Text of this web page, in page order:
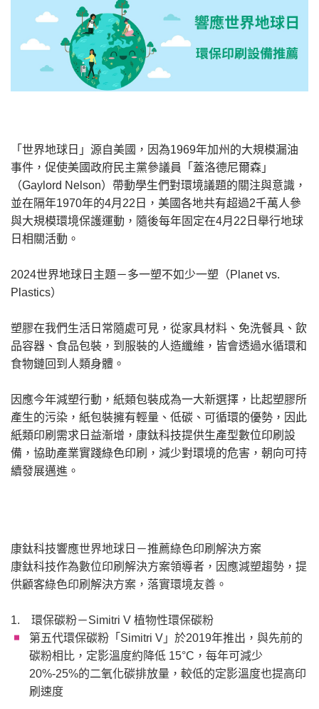
「世界地球日」源自美國，因為1969年加州的大規模漏油
事件，促使美國政府民主黨參議員「蓋洛德尼爾森」
（Gaylord Nelson）帶動學生們對環境議題的關注與意識，
並在隔年1970年的4月22日，美國各地共有超過2千萬人參
與大規模環境保護運動，隨後每年固定在4月22日舉行地球
日相關活動。
2024世界地球日主題－多一塑不如少一塑（Planet vs.
Plastics）
塑膠在我們生活日常隨處可見，從家具材料、免洗餐具、飲
品容器、食品包裝，到服裝的人造纖維，皆會透過水循環和
食物鏈回到人類身體。
因應今年減塑行動，紙類包裝成為一大新選擇，比起塑膠所
產生的污染，紙包裝擁有輕量、低碳、可循環的優勢，因此
紙類印刷需求日益漸增，康鈦科技提供生產型數位印刷設
備，協助產業實踐綠色印刷，減少對環境的危害，朝向可持
續發展邁進。
康鈦科技響應世界地球日－推薦綠色印刷解決方案
康鈦科技作為數位印刷解決方案領導者，因應減塑趨勢，提
供顧客綠色印刷解決方案，落實環境友善。
1. 環保碳粉－Simitri V 植物性環保碳粉
第五代環保碳粉「Simitri V」於2019年推出，與先前的
碳粉相比，定影溫度約降低 15°C，每年可減少
20%-25%的二氧化碳排放量，較低的定影溫度也提高印
刷速度